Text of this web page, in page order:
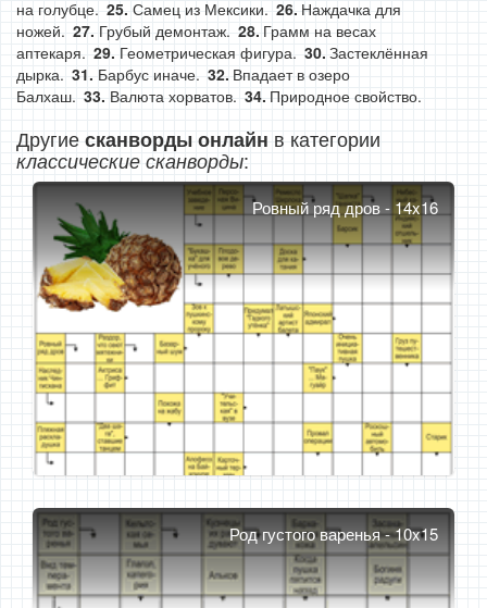
на голубце. Самец из Мексики.
Наждачка для
ножей.
Грубый демонтаж.
Грамм на весах
аптекаря.
Геометрическая фигура.
Застеклённая
дырка.
Барбус иначе.
Впадает в озеро
Балхаш.
Валюта хорватов. Природное свойство.
Другиесканворды онлайн в категории
классические сканворды:
Ровный ряд дров - 14x16
Род густого варенья - 10x15